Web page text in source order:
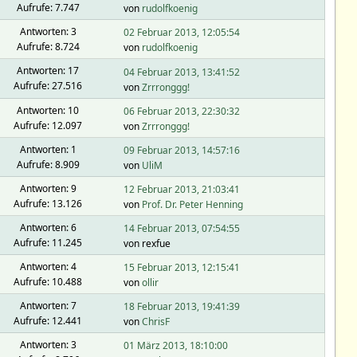
Aufrufe: 7.747
von rudolfkoenig
Antworten: 3
Aufrufe: 8.724
02 Februar 2013, 12:05:54
von rudolfkoenig
Antworten: 17
Aufrufe: 27.516
04 Februar 2013, 13:41:52
vonZrrronggg!
Antworten: 10
Aufrufe: 12.097
06 Februar 2013, 22:30:32
vonZrrronggg!
Antworten: 1
Aufrufe: 8.909
09 Februar 2013, 14:57:16
von UliM
Antworten: 9
Aufrufe: 13.126
12 Februar 2013, 21:03:41
von Prof. Dr. Peter Henning
Antworten: 6
Aufrufe: 11.245
14 Februar 2013, 07:54:55
von rexfue
Antworten: 4
Aufrufe: 10.488
15 Februar 2013, 12:15:41
vonollir
Antworten: 7
Aufrufe: 12.441
18 Februar 2013, 19:41:39
vonChrisF
Antworten: 3
01 März 2013, 18:10:00